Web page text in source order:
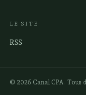
LE SITE
RSS
© 2026 Canal CPA. Tous